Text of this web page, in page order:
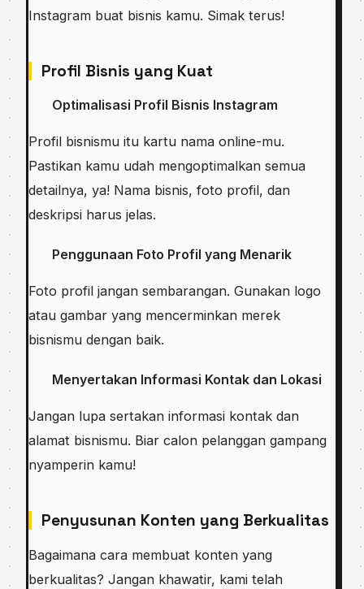
Instagram buat bisnis kamu. Simak terus!
Profil Bisnis yang Kuat
Optimalisasi Profil Bisnis Instagram
Profil bisnismu itu kartu nama online-mu.
Pastikan kamu udah mengoptimalkan semua
detailnya, ya! Nama bisnis, foto profil, dan
deskripsi harus jelas.
Penggunaan Foto Profil yang Menarik
Foto profil jangan sembarangan. Gunakan logo
atau gambar yang mencerminkan merek
bisnismu dengan baik.
Menyertakan Informasi Kontak dan Lokasi
Jangan lupa sertakan informasi kontak dan
alamat bisnismu. Biar calon pelanggan gampang
nyamperin kamu!
Penyusunan Konten yang Berkualitas
Bagaimana cara membuat konten yang
berkualitas? Jangan khawatir, kami telah